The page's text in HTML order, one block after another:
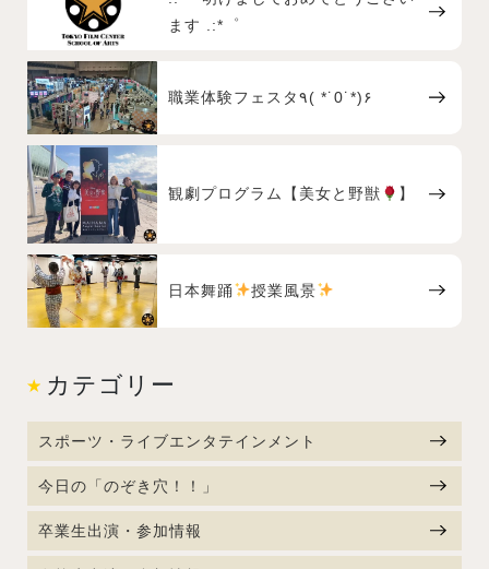
ます .:*゜
職業体験フェスタ٩( *˙0˙*)۶
観劇プログラム【美女と野獣 】
日本舞踊 授業風景
カテゴリー
スポーツ・ライブエンタテインメント
今日の「のぞき穴！！」
卒業生出演・参加情報